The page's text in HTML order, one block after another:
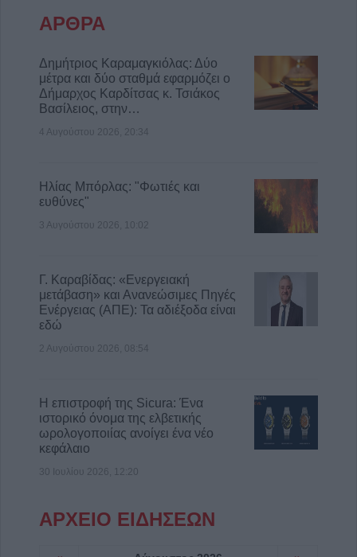
Προγραμματισμένες διακοπές
ηλεκτροδότησης την Παρασκευή (7/8) σε
Ιτέα, Άγιο Γεώργιο, Γεώργιο Καραϊσκάκη,
Κρανιά, Καππά, Φύλλο και Αμπελώνα
6 Αυγούστου 2026, 15:00
ΑΡΘΡΑ
Δημήτριος Καραμαγκιόλας: Δύο
μέτρα και δύο σταθμά εφαρμόζει ο
Δήμαρχος Καρδίτσας κ. Τσιάκος
Βασίλειος, στην…
4 Αυγούστου 2026, 20:34
Ηλίας Μπόρλας: "Φωτιές και
ευθύνες"
3 Αυγούστου 2026, 10:02
Γ. Καραβίδας: «Ενεργειακή
μετάβαση» και Ανανεώσιμες Πηγές
Ενέργειας (ΑΠΕ): Τα αδιέξοδα είναι
εδώ
2 Αυγούστου 2026, 08:54
Η επιστροφή της Sicura: Ένα
ιστορικό όνομα της ελβετικής
ωρολογοποιίας ανοίγει ένα νέο
κεφάλαιο
30 Ιουλίου 2026, 12:20
ΑΡΧΕΙΟ ΕΙΔΗΣΕΩΝ